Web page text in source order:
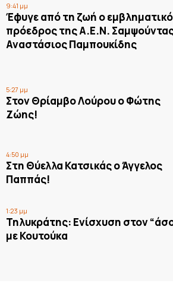
9:41 μμ
Έφυγε από τη ζωή ο
πρόεδρος της Α.Ε.Ν.
Αναστάσιος Παμπουκίδης
5:27 μμ
Στον Θρίαμβο Λούρου ο Φώτης
Ζώης!
4:50 μμ
Στη Θύελλα Κατσικάς ο Άγγελος
Παππάς!
1:23 μμ
Τηλυκράτης: Ενίσχυση στον
με Κουτούκα